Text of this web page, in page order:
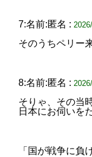
7:名前:匿名 :
そのうちペリー
8:名前:匿名 :
そりゃ、その当
日本にお伺いを
「国が戦争に負